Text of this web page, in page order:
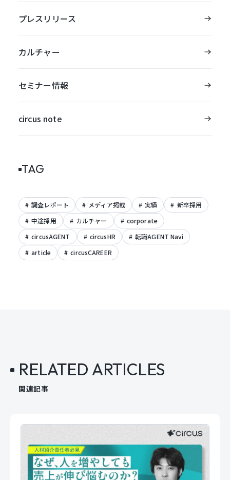
プレスリリース
カルチャー
セミナー情報
circus note
TAG
調査レポート メディア掲載 実績
新卒採用
中途採用
カルチャー
corporate
circusAGENT
circusHR
転職AGENT Navi
article
circusCAREER
RELATED ARTICLES
関連記事